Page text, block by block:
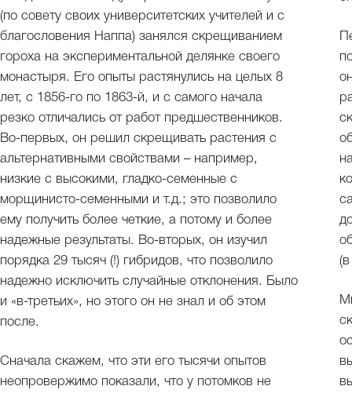
(по совету своих университетских учителей и с
благословения Наппа) занялся скрещиванием
гороха на экспериментальной делянке своего
монастыря. Его опыты растянулись на целых 8
лет, с 1856-го по 1863-й, и с самого начала
резко отличались от работ предшественников.
Во-первых, он решил скрещивать растения с
альтернативными свойствами – например,
низкие с высокими, гладко-семенные с
морщинисто-семенными и т.д.; это позволило
ему получить более четкие, а потому и более
надежные результаты. Во-вторых, он изучил
порядка 29 тысяч (!) гибридов, что позволило
надежно исключить случайные отклонения. Было
и «в-третьих», но этого он не знал и об этом
после.
Сначала скажем, что эти его тысячи опытов
неопровержимо показали, что у потомков не